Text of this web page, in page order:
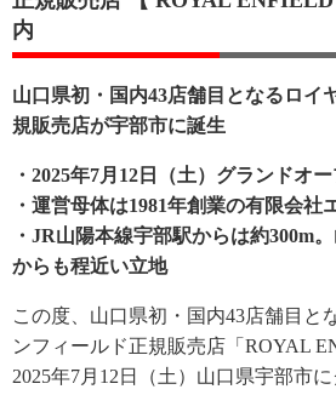
内
山口県初・国内43店舗目となるロイ
規販売店が宇部市に誕生
・2025年7月12日（土）グランドオ
・運営母体は1981年創業の有限会社
・JR山陽本線宇部駅からは約300m
からも程近い立地
この度、山口県初・国内43店舗目と
ンフィールド正規販売店「ROYAL
2025年7月12日（土）山口県宇部市